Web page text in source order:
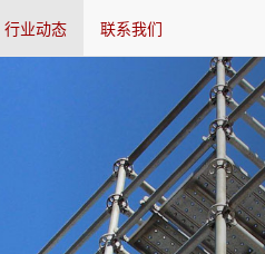
行业动态 联系我们